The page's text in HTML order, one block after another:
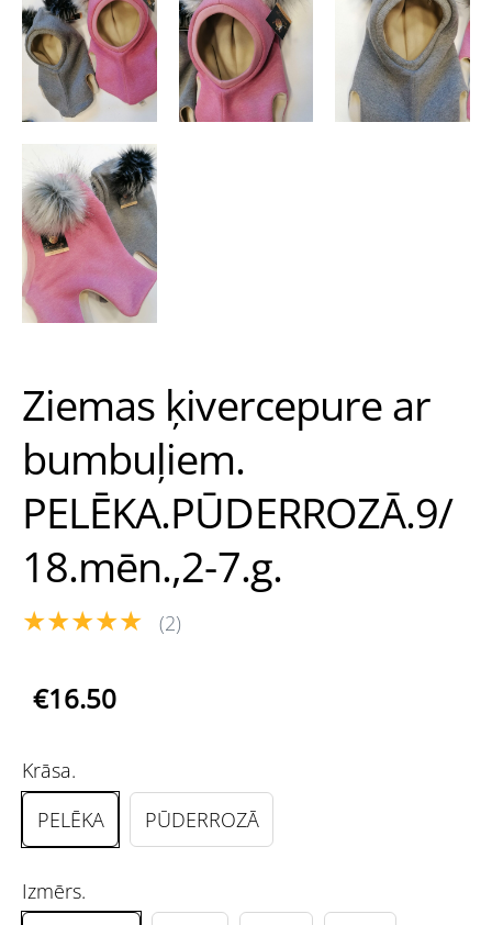
Ziemas ķivercepure ar
bumbuļiem.
PELĒKA.PŪDERROZĀ.9/
18.mēn.,2-7.g.
★★★★★ (2)
€16.50
Krāsa.
PELĒKA
PŪDERROZĀ
Izmērs.